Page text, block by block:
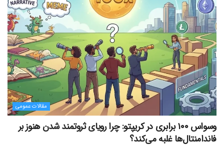
مقالات عمومی
وسواس ۱۰۰ برابری در کریپتو: چرا رویای ثروتمند شدن هنوز بر
فاندامنتال‌ها غلبه می‌کند؟